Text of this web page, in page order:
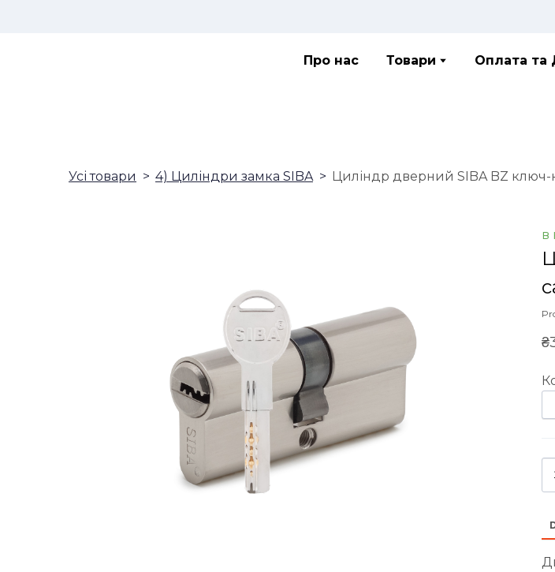
Про нас Товари Оплата та
Усі товари 4) Циліндри замка SIBA Циліндр дверний SIBA BZ
в